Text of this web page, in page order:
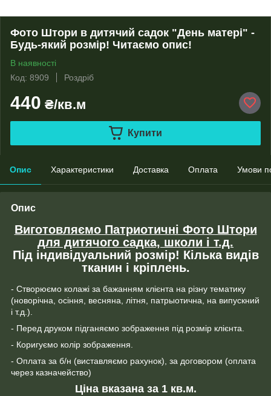
Фото Штори в дитячий садок "День матері" -
Будь-який розмір! Читаємо опис!
В наявності
Код: 8909
Роздріб
440 ₴/кв.м
Купити
Опис Характеристики Доставка Оплата Умови
Опис
Виготовляємо Патриотичні Фото Штори
для дитячого садка, школи і т.д.
Під індивідуальний розмір! Кілька видів
тканин і кріплень.
- Створюємо колажі за бажанням клієнта на різну тематику
(новорічна, осіння, весняна, літня, патрыотична, на випускний
і т.д.).
- Перед друком підганяємо зображення під розмір клієнта.
- Коригуємо колір зображення.
- Оплата за б/н (виставляємо рахунок), за договором (оплата
через казначейство)
Ціна вказана за 1 кв.м.